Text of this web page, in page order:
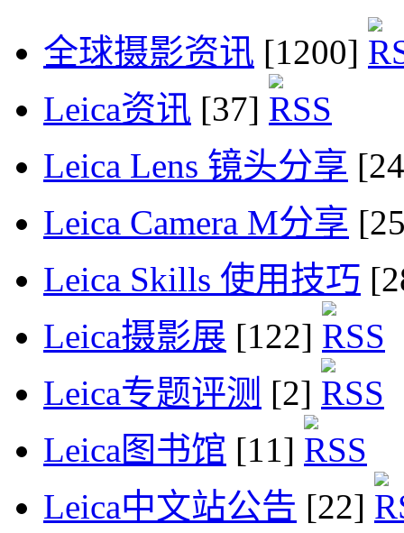
全球摄影资讯 [1200]
Leica资讯 [37]
Leica Lens 镜头分享
Leica Camera M分享
Leica Skills 使用技巧
Leica摄影展 [122]
Leica专题评测 [2]
Leica图书馆 [11]
Leica中文站公告 [22]